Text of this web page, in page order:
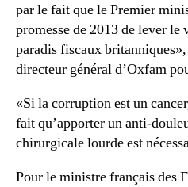
par le fait que le Premier
promesse de 2013 de lever le
paradis fiscaux
directeur général d’Oxfam
«Si la corruption est un
fait qu’apporter un anti-
chirurgicale lourde est
Pour le ministre français des